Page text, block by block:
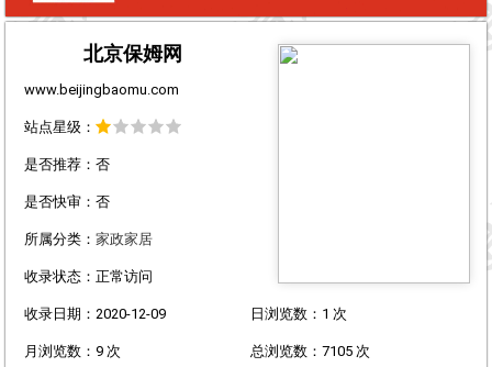
北京保姆网
www.beijingbaomu.com
站点星级：
是否推荐：否
是否快审：否
所属分类： 家政家居
收录状态：正常访问
收录日期：2020-12-09 日浏览数：1 次
月浏览数：9 次 总浏览数：7105 次